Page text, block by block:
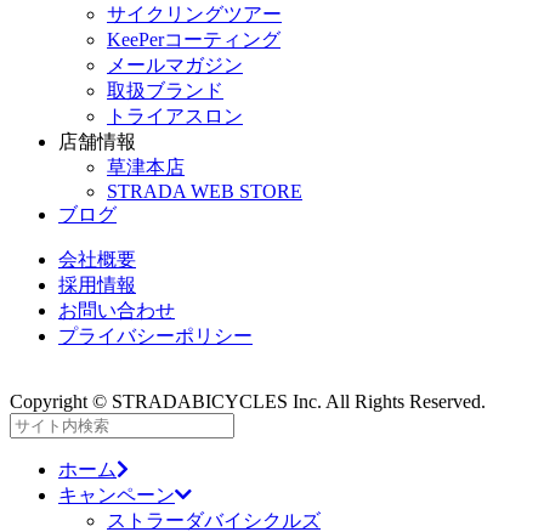
サイクリングツアー
KeePerコーティング
メールマガジン
取扱ブランド
トライアスロン
店舗情報
草津本店
STRADA WEB STORE
ブログ
会社概要
採用情報
お問い合わせ
プライバシーポリシー
Copyright © STRADABICYCLES Inc. All Rights Reserved.
ホーム
キャンペーン
ストラーダバイシクルズ